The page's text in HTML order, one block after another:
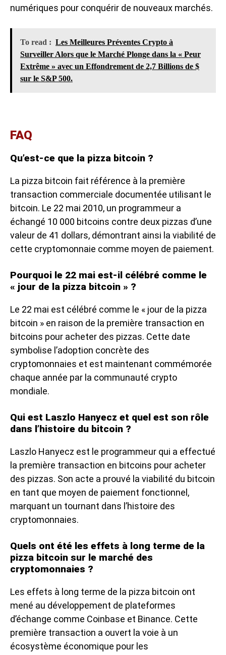
numériques pour conquérir de nouveaux marchés.
To read : Les Meilleures Préventes Crypto à
Surveiller Alors que le Marché Plonge dans la « Peur
Extrême » avec un Effondrement de 2,7 Billions de $
sur le S&P 500.
FAQ
Qu’est-ce que la pizza bitcoin ?
La pizza bitcoin fait référence à la première
transaction commerciale documentée utilisant le
bitcoin. Le 22 mai 2010, un programmeur a
échangé 10 000 bitcoins contre deux pizzas d’une
valeur de 41 dollars, démontrant ainsi la viabilité de
cette cryptomonnaie comme moyen de paiement.
Pourquoi le 22 mai est-il célébré comme le
« jour de la pizza bitcoin » ?
Le 22 mai est célébré comme le « jour de la pizza
bitcoin » en raison de la première transaction en
bitcoins pour acheter des pizzas. Cette date
symbolise l’adoption concrète des
cryptomonnaies et est maintenant commémorée
chaque année par la communauté crypto
mondiale.
Qui est Laszlo Hanyecz et quel est son rôle
dans l’histoire du bitcoin ?
Laszlo Hanyecz est le programmeur qui a effectué
la première transaction en bitcoins pour acheter
des pizzas. Son acte a prouvé la viabilité du bitcoin
en tant que moyen de paiement fonctionnel,
marquant un tournant dans l’histoire des
cryptomonnaies.
Quels ont été les effets à long terme de la
pizza bitcoin sur le marché des
cryptomonnaies ?
Les effets à long terme de la pizza bitcoin ont
mené au développement de plateformes
d’échange comme Coinbase et Binance. Cette
première transaction a ouvert la voie à un
écosystème économique pour les